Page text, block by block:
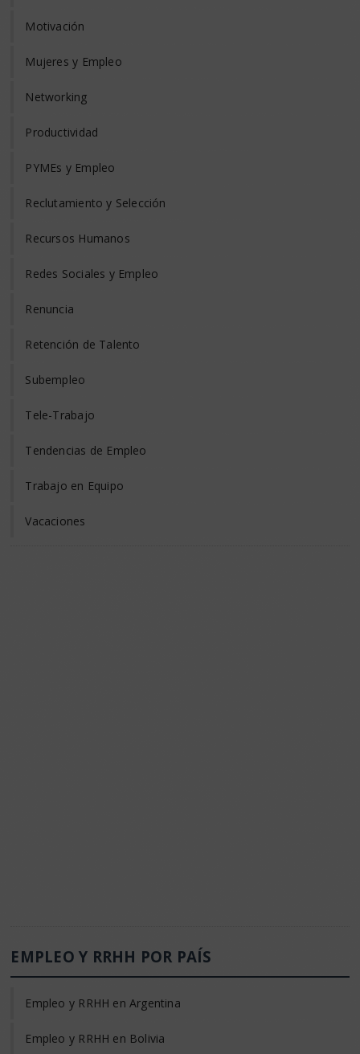
Motivación
Mujeres y Empleo
Networking
Productividad
PYMEs y Empleo
Reclutamiento y Selección
Recursos Humanos
Redes Sociales y Empleo
Renuncia
Retención de Talento
Subempleo
Tele-Trabajo
Tendencias de Empleo
Trabajo en Equipo
Vacaciones
EMPLEO Y RRHH POR PAÍS
Empleo y RRHH en Argentina
Empleo y RRHH en Bolivia